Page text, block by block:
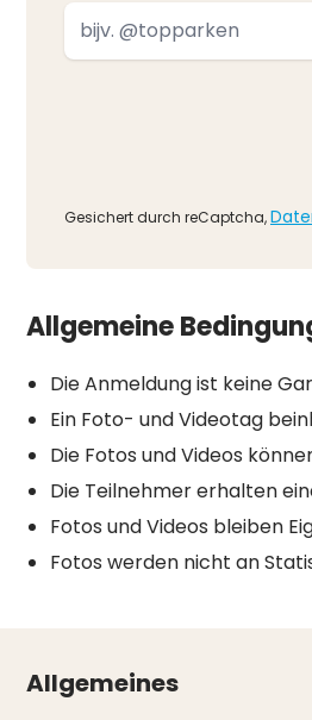
Gesichert durch reCaptcha,
Allgemeine
Die Anmeldung ist keine
Ein Foto- und Videotag
Die Fotos und Videos
Die Teilnehmer erhalten
Fotos und Videos bleiben
Fotos werden nicht an
Allgemeines